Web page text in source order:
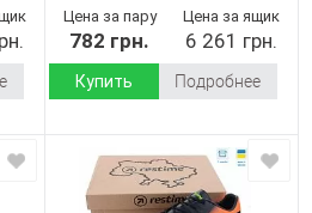
Цена за пару
782 грн.
Цена за ящик
6 261 грн.
Купить Подробнее